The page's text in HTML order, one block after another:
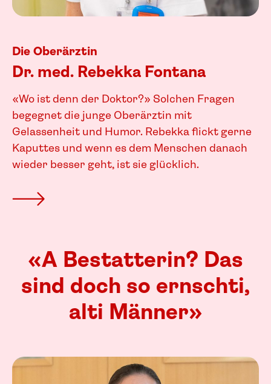
Die Oberärztin
Dr. med. Rebekka Fontana
«Wo ist denn der Doktor?» Solchen Fragen
begegnet die junge Oberärztin mit
Gelassenheit und Humor. Rebekka flickt gerne
Kaputtes und wenn es dem Menschen danach
wieder besser geht, ist sie glücklich.
«A Bestatterin? Das
sind doch so ernschti,
alti Männer»